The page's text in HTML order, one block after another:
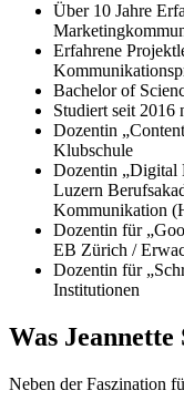
Über 10 Jahre
Erfahrene
Bachelor of
Studiert seit 2016
Dozentin
Klubschule
Dozentin „Digital
Luzern
Kommunikation
Dozentin für
EB Zürich /
Dozentin für
Institutionen
Was
Neben der Faszination